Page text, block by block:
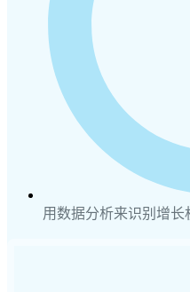
用数据分析来识别增